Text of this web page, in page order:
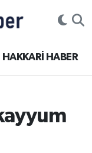
HAKKARİ HABER